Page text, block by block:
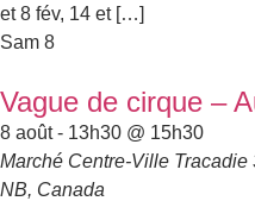
et 8 fév, 14 et […]
Sam 8
Vague de cirque –
8 août - 13h30 @ 15h30
Marché Centre-Ville Tracadie
NB, Canada